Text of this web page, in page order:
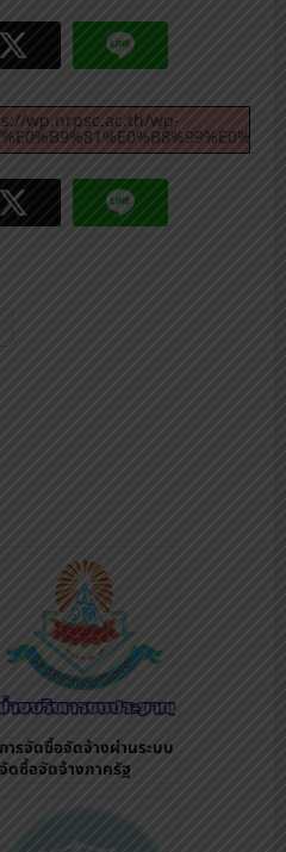
wp.nrpsc.ac.th/wp-
การจัดซื้อจัดจ้างผ่านระบบ
จัดซื้อจัดจ้างภาครัฐ